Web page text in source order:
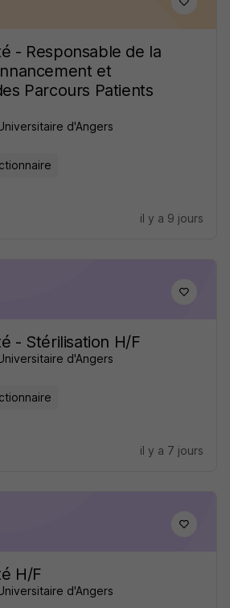
- Responsable de la
et
Parcours Patients
d'Angers
il y a 9 jours
- Stérilisation H/F
d'Angers
il y a 7 jours
H/F
d'Angers